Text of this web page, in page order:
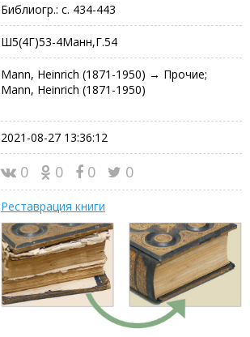
Библиогр.: с. 434-443
Ш5(4Г)53-4Манн,Г.54
Mann, Heinrich (1871-1950) → Прочие;
Mann, Heinrich (1871-1950)
2021-08-27 13:36:12
0 0 0 0
Реставрация книги